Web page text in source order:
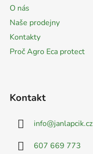
O nás
Naše prodejny
Kontakty
Proč Agro Eca protect
Kontakt
info@janlapcik.cz
607 669 773